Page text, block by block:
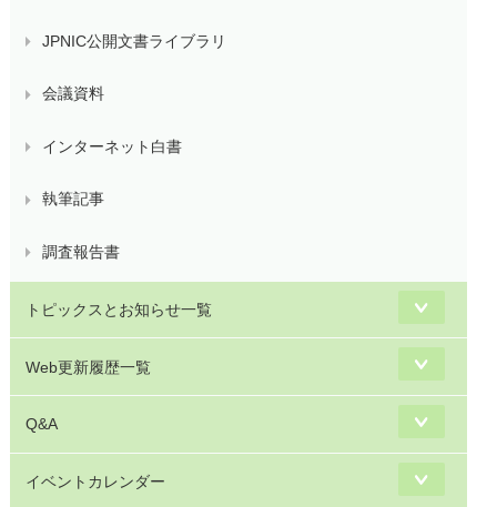
JPNIC公開文書ライブラリ
会議資料
インターネット白書
執筆記事
調査報告書
トピックスとお知らせ一覧
Web更新履歴一覧
Q&A
イベントカレンダー